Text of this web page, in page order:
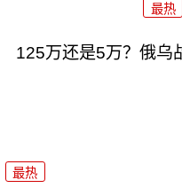
最热
125万还是5万？俄乌
最热